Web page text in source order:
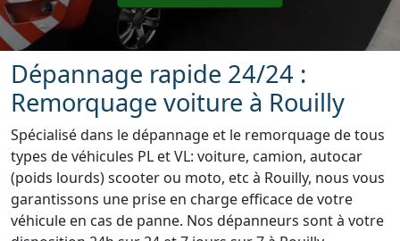
Dépannage rapide 24/24 :
Remorquage voiture à Rouilly
Spécialisé dans le dépannage et le remorquage de tous
types de véhicules PL et VL: voiture, camion, autocar
(poids lourds) scooter ou moto, etc à Rouilly, nous vous
garantissons une prise en charge efficace de votre
véhicule en cas de panne. Nos dépanneurs sont à votre